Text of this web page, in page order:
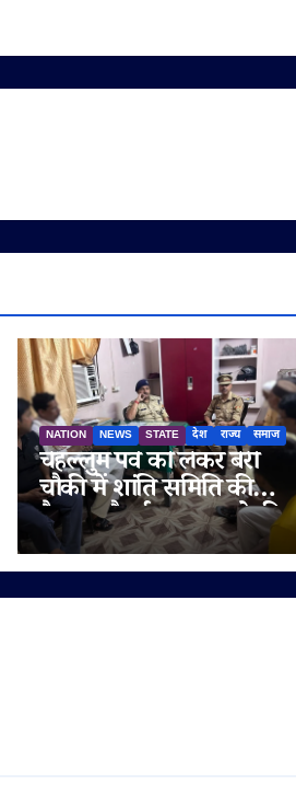
NATION NEWS STATE देश राज्य समाज
चेहल्लुम पर्व को लेकर बेरी
चौकी में शांति समिति की
बैठक, सौहार्द बनाए रखने की
अपील